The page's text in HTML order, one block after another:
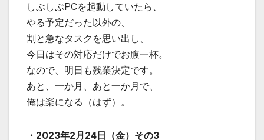
しぶしぶPCを起動していたら、
やる予定だった以外の、
割と急なタスクを思い出し、
今日はその対応だけでお腹一杯。
なので、明日も残業決定です。
あと、一か月、あと一か月で、
俺は楽になる（はず）。
・2023年2月24日（金）その3